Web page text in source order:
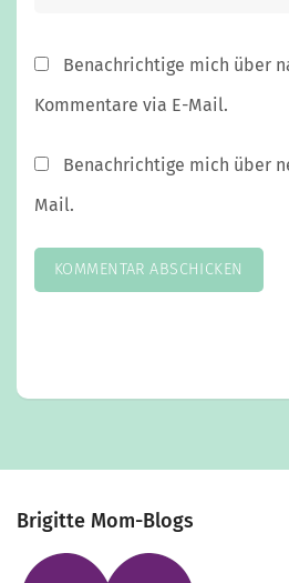
Benachrichtige mich über
Kommentare via E-Mail.
Benachrichtige mich über
Mail.
Brigitte Mom-Blogs